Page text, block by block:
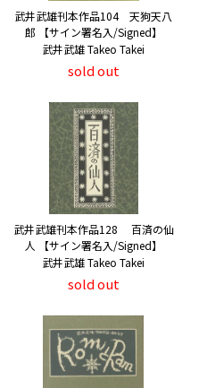
武井武雄刊本作品104 天狗天八
郎 【サイン署名入/Signed】
武井武雄 Takeo Takei
sold out
武井武雄刊本作品128 百済の仙
人 【サイン署名入/Signed】
武井武雄 Takeo Takei
sold out